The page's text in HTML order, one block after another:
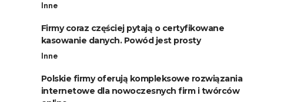
Inne
Firmy coraz częściej pytają o certyfikowane
kasowanie danych. Powód jest prosty
Inne
Polskie firmy oferują kompleksowe rozwiązania
internetowe dla nowoczesnych firm i twórców